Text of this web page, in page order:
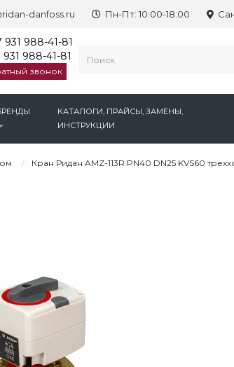
danfoss.ru Пн-Пт: 10:00-18:00
931 988-41-81
988-41-81
звонок
КАТАЛОГИ, ПРАЙСЫ, ЗАМЕНЫ,
ИНСТРУКЦИИ
Кран Ридан AMZ-113R PN40 DN25 KVS60